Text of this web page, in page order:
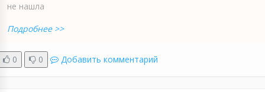
не нашла
Подробнее >>
0 0 Добавить комментарий